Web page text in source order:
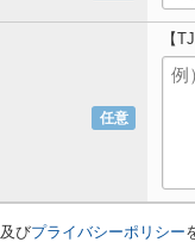
任意
【
及びプライバシーポリシー